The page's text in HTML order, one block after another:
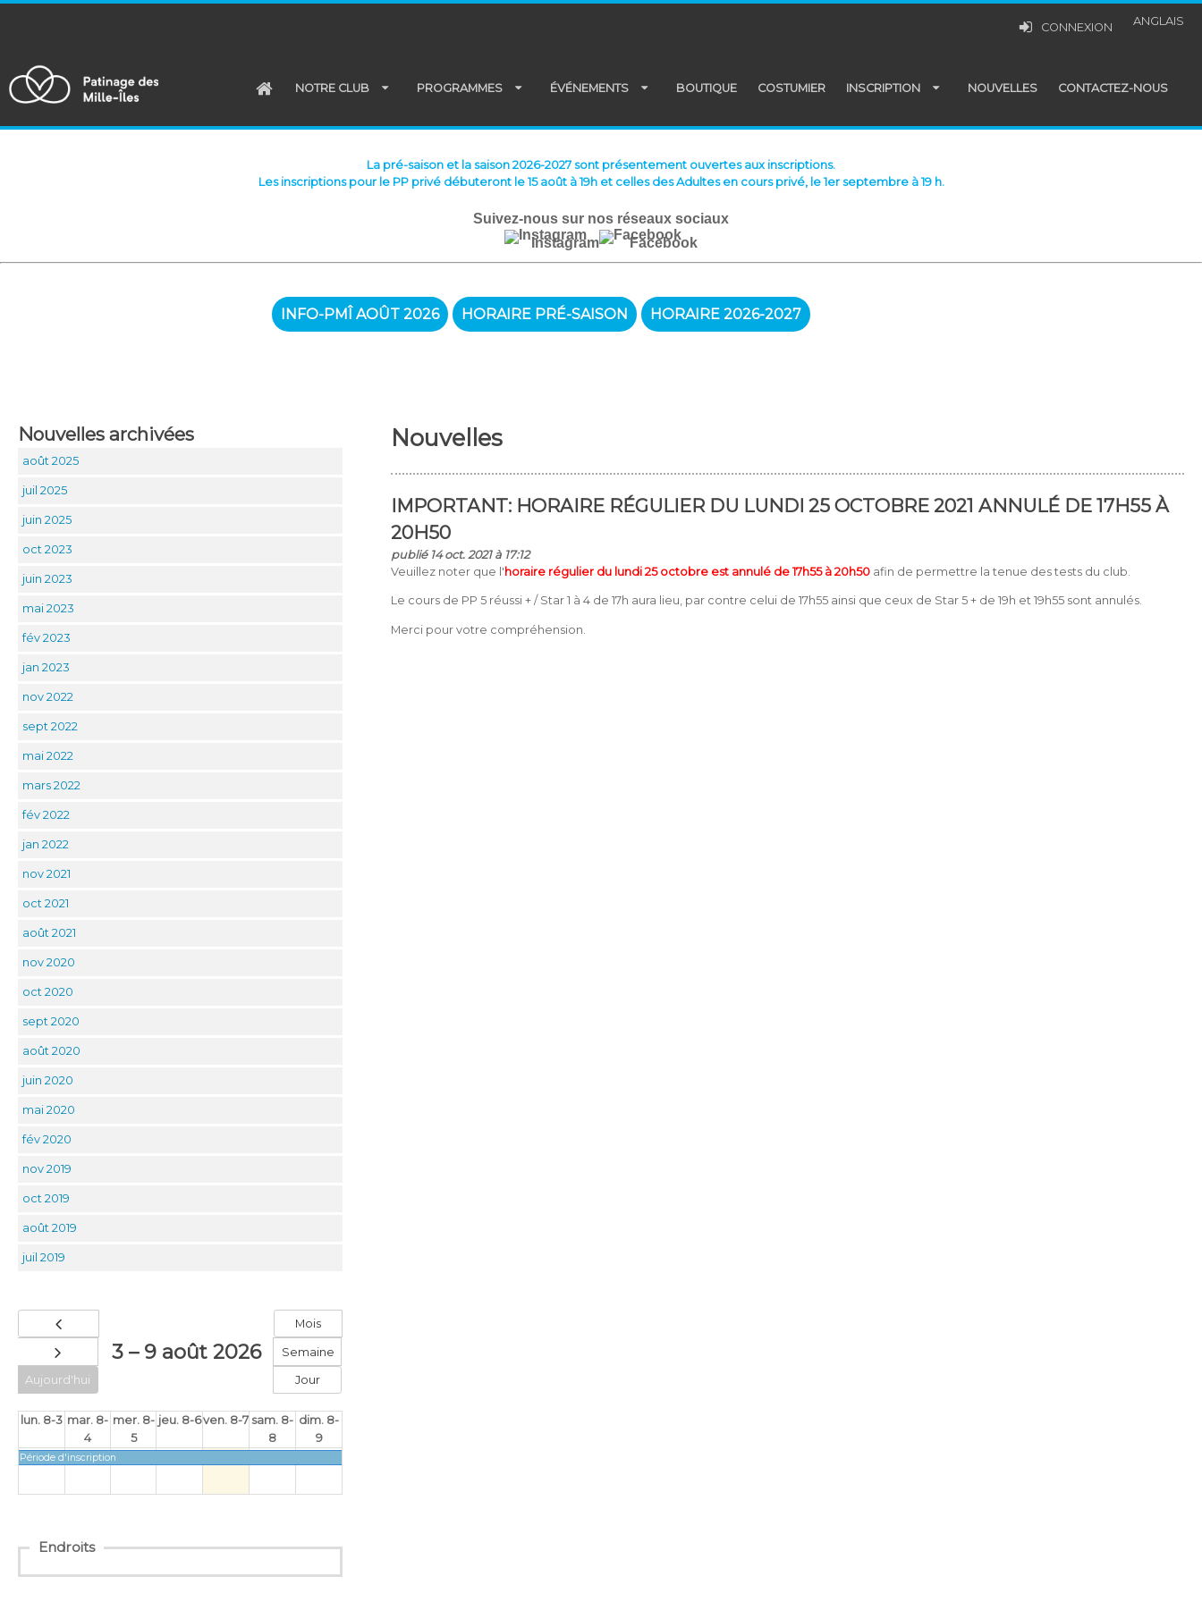
CONNEXION ANGLAIS
NOTRE CLUB PROGRAMMES ÉVÉNEMENTS BOUTIQUE COSTUMIER INSCRIPTION NOUVELLES CONTACTEZ-NOUS
La pré-saison et la saison 2026-2027 sont présentement ouvertes aux inscriptions.
Les inscriptions pour le PP privé débuteront le 15 août à 19h et celles des Adultes en cours privé, le 1er septembre à 19 h.
Suivez-nous sur nos réseaux sociaux
Instagram
Facebook
INFO-PMÎ AOÛT 2026 HORAIRE PRÉ-SAISON HORAIRE 2026-2027
Nouvelles archivées
août 2025
juil 2025
juin 2025
oct 2023
juin 2023
mai 2023
fév 2023
jan 2023
nov 2022
sept 2022
mai 2022
mars 2022
fév 2022
jan 2022
nov 2021
oct 2021
août 2021
nov 2020
oct 2020
sept 2020
août 2020
juin 2020
mai 2020
fév 2020
nov 2019
oct 2019
août 2019
juil 2019
Nouvelles
IMPORTANT: HORAIRE RÉGULIER DU LUNDI 25 OCTOBRE 2021 ANNULÉ DE 17H55 À
20H50
publié 14 oct. 2021 à 17:12
Veuillez noter que l'horaire régulier du lundi 25 octobre est annulé de 17h55 à 20h50afin de permettre la tenue des tests du club.
Le cours de PP 5 réussi + / Star 1 à 4 de 17h aura lieu, par contre celui de 17h55 ainsi que ceux de Star 5 + de 19h et 19h55 sont annulés.
Merci pour votre compréhension.